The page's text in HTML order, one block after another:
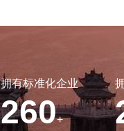
拥有标准化企业
260+